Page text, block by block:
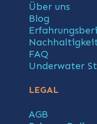
Über uns
Blog
FAQ
Underwater
LEGAL
AGB